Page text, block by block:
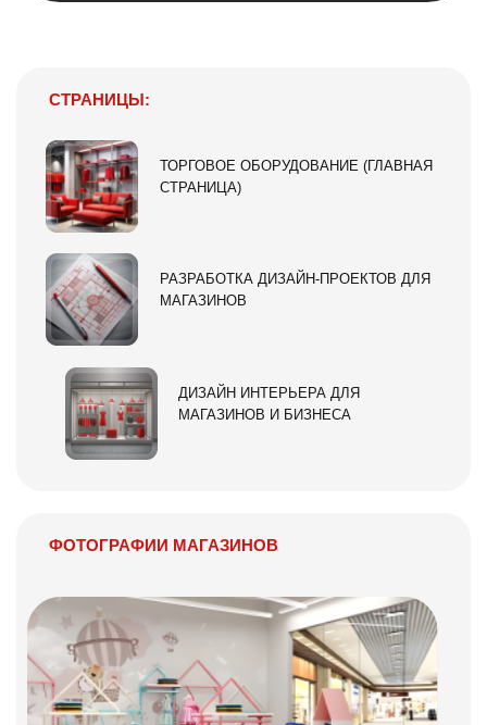
СТРАНИЦЫ:
ТОРГОВОЕ ОБОРУДОВАНИЕ (ГЛАВНАЯ
СТРАНИЦА)
РАЗРАБОТКА ДИЗАЙН-ПРОЕКТОВ ДЛЯ
МАГАЗИНОВ
ДИЗАЙН ИНТЕРЬЕРА ДЛЯ
МАГАЗИНОВ И БИЗНЕСА
ФОТОГРАФИИ МАГАЗИНОВ